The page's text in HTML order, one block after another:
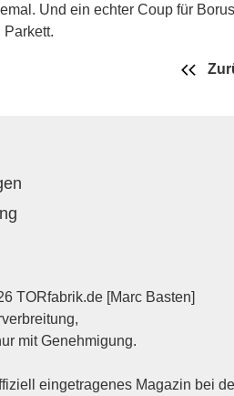
Und ein echter Coup für
TORfabrik.de [Marc Basten]
mit Genehmigung.
eingetragenes Magazin bei